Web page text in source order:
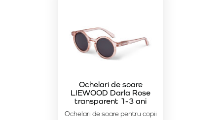
Ochelari de soare pentru copii
Ochelari de soare
LIEWOOD Darla Rose
transparent 1-3 ani